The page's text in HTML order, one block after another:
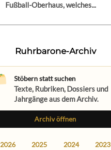
Fußball-Oberhaus, welches...
Ruhrbarone-Archiv
Stöbern statt suchen
Texte, Rubriken, Dossiers und
Jahrgänge aus dem Archiv.
Archiv öffnen
2026 2025 2024 2023